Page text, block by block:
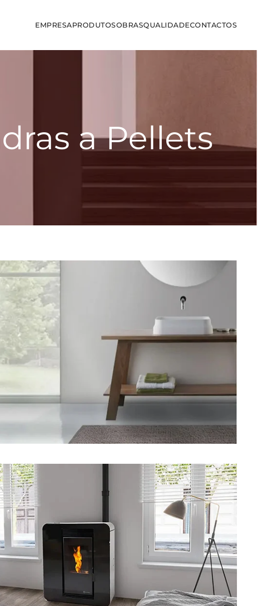
EMPRESAPRODUTOSOBRASQUALIDADECONTACTOS
a Pellets